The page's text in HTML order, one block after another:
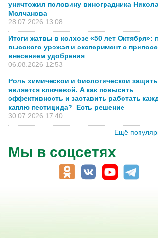
уничтожил половину виноградника
Молчанова
28.07.2026 13:08
Итоги жатвы в колхозе «50 лет Октября»:
высокого урожая и эксперимент с
внесением удобрения
06.08.2026 12:53
Роль химической и биологической
является ключевой. А как повысить
эффективность и заставить работать
каплю пестицида? Есть решение
30.07.2026 17:40
Ещё
Мы в соцсетях